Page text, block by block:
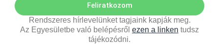
Feliratkozom
Rendszeres hírlevelünket tagjaink kapják meg.
Az Egyesületbe való belépésről ezen a linken tudsz
tájékozódni.